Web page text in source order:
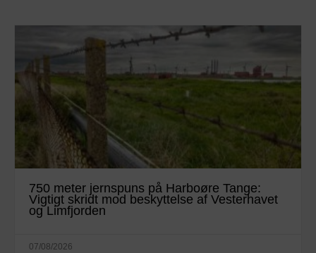
750 meter jernspuns på Harboøre Tange:
Vigtigt skridt mod beskyttelse af Vesterhavet
og Limfjorden
07/08/2026